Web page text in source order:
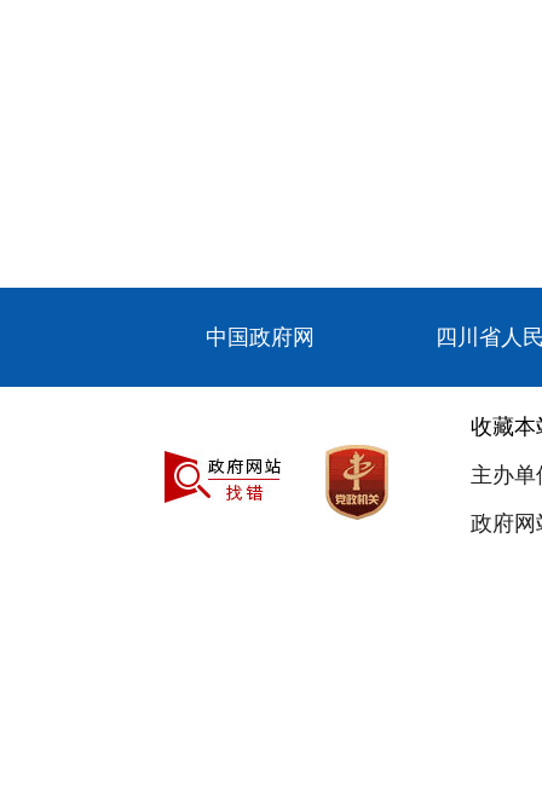
中国政府网 四川省人
收藏本
主办
政府网